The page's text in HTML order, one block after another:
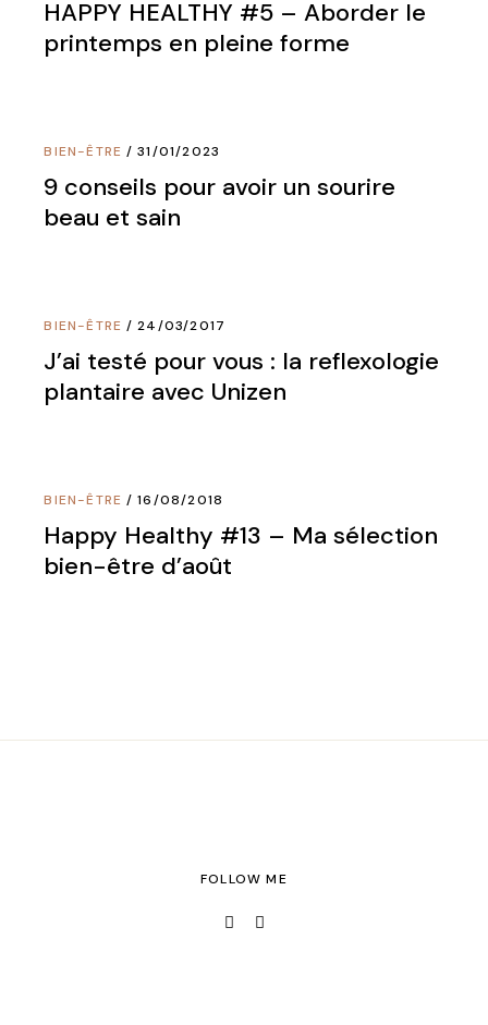
HAPPY HEALTHY #5 – Aborder le
printemps en pleine forme
BIEN-ÊTRE 31/01/2023
9 conseils pour avoir un sourire
beau et sain
BIEN-ÊTRE 24/03/2017
J’ai testé pour vous : la reflexologie
plantaire avec Unizen
BIEN-ÊTRE 16/08/2018
Happy Healthy #13 – Ma sélection
bien-être d’août
FOLLOW ME